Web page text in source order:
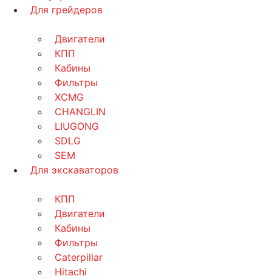
Для грейдеров
Двигатели
КПП
Кабины
Фильтры
XCMG
CHANGLIN
LIUGONG
SDLG
SEM
Для экскаваторов
КПП
Двигатели
Кабины
Фильтры
Caterpillar
Hitachi